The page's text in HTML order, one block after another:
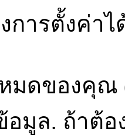
การตั้งค่าไ
มดของคุ
อมูล. ถ้าต้